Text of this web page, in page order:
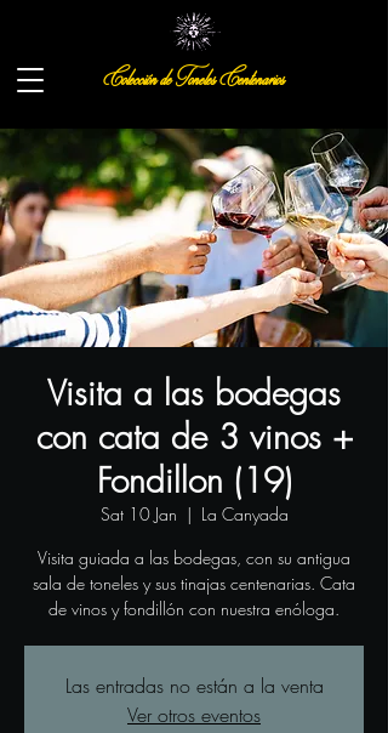
Colección de Toneles Centenarios
Visita a las bodegas
con cata de 3 vinos +
Fondillon (19)
Sat 10 Jan
  |
La Canyada
Visita guiada a las bodegas, con su antigua
sala de toneles y sus tinajas centenarias. Cata
de vinos y fondillón con nuestra enóloga.
Las entradas no están a la venta
Ver otros eventos